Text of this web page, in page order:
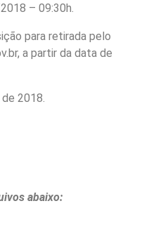
– 09:30h.
para retirada pelo
a partir da data de
2018.
abaixo: